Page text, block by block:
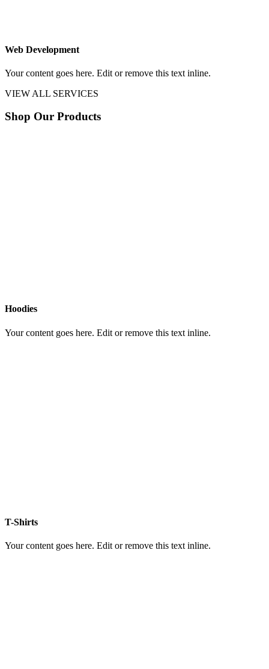
Web Development
Your content goes here. Edit or remove this text inline.
VIEW ALL SERVICES
Shop Our Products
Hoodies
Your content goes here. Edit or remove this text inline.
T-Shirts
Your content goes here. Edit or remove this text inline.